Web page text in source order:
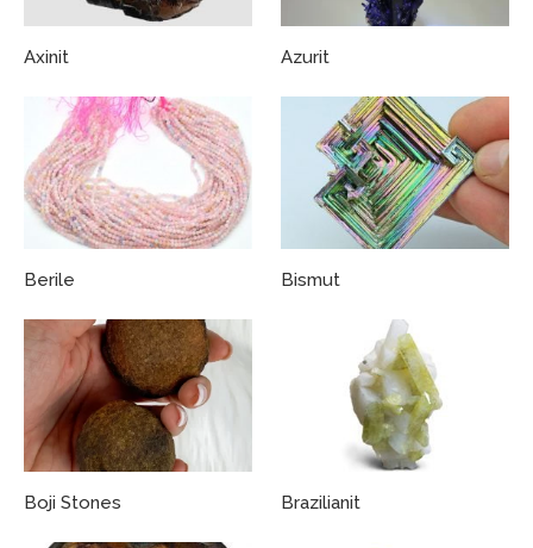
Axinit Azurit
Berile Bismut
Boji Stones Brazilianit